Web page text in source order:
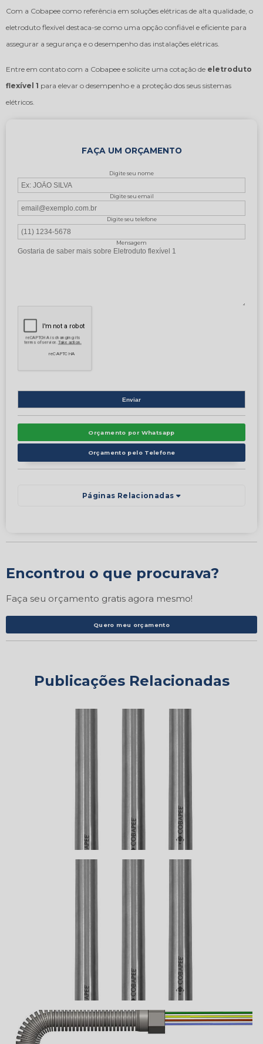
Com a Cobapee como referência em soluções elétricas de alta qualidade, o
eletroduto flexível destaca-se como uma opção confiável e eficiente para
assegurar a segurança e o desempenho das instalações elétricas.
Entre em contato com a Cobapee e solicite uma cotação de eletroduto
flexível 1 para elevar o desempenho e a proteção dos seus sistemas
elétricos.
FAÇA UM ORÇAMENTO
Digite seu nome
Digite seu email
Digite seu telefone
Mensagem
Orçamento por Whatsapp
Orçamento pelo Telefone
Páginas Relacionadas
Encontrou o que procurava?
Faça seu orçamento gratis agora mesmo!
Quero meu orçamento
Publicações Relacionadas